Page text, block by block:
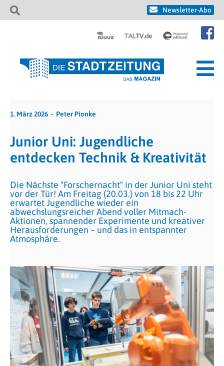
Newsletter-Abo
1. März 2026 Peter Pionke
Junior Uni: Jugendliche
entdecken Technik & Kreativität
Die Nächste "Forschernacht" in der Junior Uni steht
vor der Tür! Am Freitag (20.03.) von 18 bis 22 Uhr
erwartet Jugendliche wieder ein
abwechslungsreicher Abend voller Mitmach-
Aktionen, spannender Experimente und kreativer
Herausforderungen – und das in entspannter
Atmosphäre.